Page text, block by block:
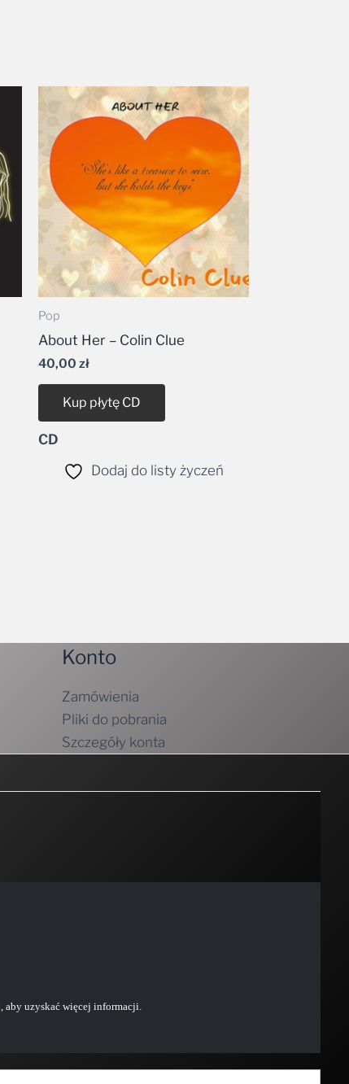
Pop
About Her – Colin Clue
40,00 zł
Kup płytę CD
CD
Dodaj do listy życzeń
Konto
Zamówienia
Pliki do pobrania
Szczegóły konta
, aby uzyskać więcej informacji.